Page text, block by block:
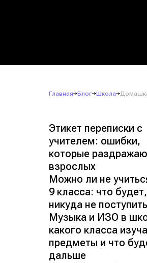
Главная Блог Школа Домашка
Этикет переписки с
учителем: ошибки,
которые
взрослых
Можно ли не
9 класса: что
никуда не поступить
Музыка и ИЗО в
какого класса
предметы и что
дальше